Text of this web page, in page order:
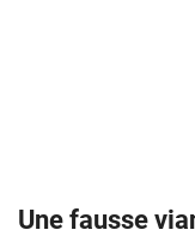
Une fausse